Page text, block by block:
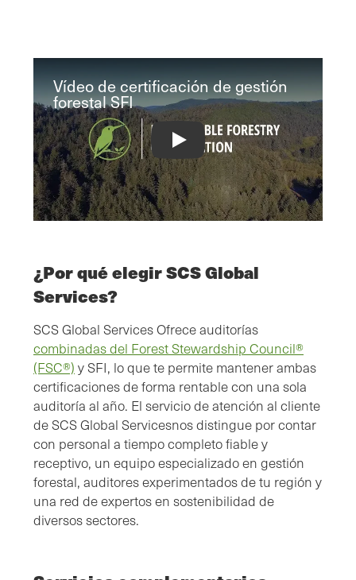
Vídeo de certificación de gestión
forestal SFI
SFI® Forest Management
¿Por qué elegir SCS Global
Services?
SCS Global Services Ofrece auditorías
combinadas del Forest Stewardship Council®
(FSC®) y SFI, lo que te permite mantener ambas
certificaciones de forma rentable con una sola
auditoría al año. El servicio de atención al cliente
de SCS Global Servicesnos distingue por contar
con personal a tiempo completo fiable y
receptivo, un equipo especializado en gestión
forestal, auditores experimentados de tu región y
una red de expertos en sostenibilidad de
diversos sectores.